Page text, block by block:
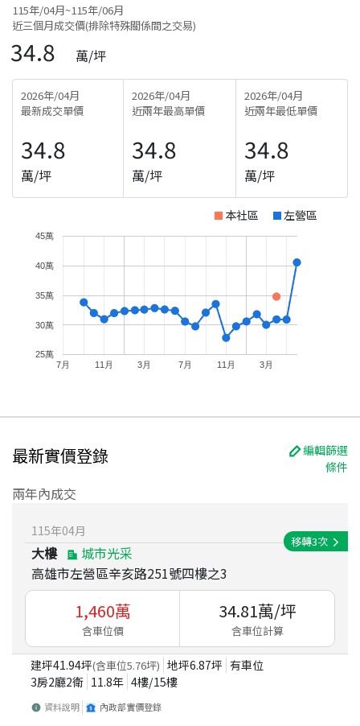
115年/04月~115年/06月
近三個月成交價(排除特殊關係間之交易)
34.8 萬/坪
2026年/04月
最新成交單價
34.8
萬/坪
2026年/04月
近兩年最高單價
34.8
萬/坪
2026年/04月
近兩年最低單價
34.8
萬/坪
本社區 左營區
7月 11月 3月 7月 11月 3月
25萬
30萬
35萬
40萬
45萬
最新實價登錄
編輯篩選
條件
兩年內成交
115年04月
大樓
城市光采
高雄市左營區辛亥路251號四樓之3
移轉3次
1,460萬
含車位價
34.81萬/坪
含車位計算
建坪41.94坪(含車位5.76坪) 地坪6.87坪 有車位
3房2廳2衛 11.8年 4樓/15樓
資料說明 內政部實價登錄